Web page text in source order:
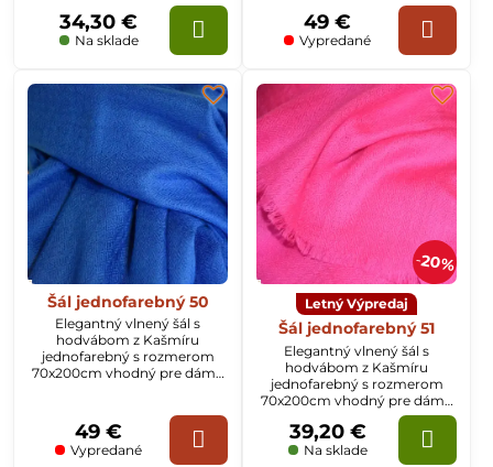
Na sklade
34,30 €
Vypredané
49 €
Šál jednofarebný 50
Elegantný vlnený šál s
hodvábom z Kašmíru
jednofarebný s rozmerom
70x200cm vhodný pre dámy
Vypredané
49 €
20%
Letný Výpredaj
Šál jednofarebný 51
Elegantný vlnený šál s
hodvábom z Kašmíru
jednofarebný s rozmerom
70x200cm vhodný pre dámy
Na sklade
39,20 €